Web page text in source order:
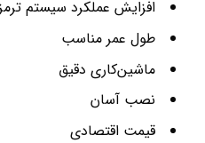
افزایش عملکرد سیستم ترمز
طول عمر مناسب
ماشین‌کاری دقیق
نصب آسان
قیمت اقتصادی